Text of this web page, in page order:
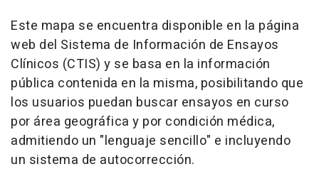
Este mapa se encuentra disponible en la página
web del Sistema de Información de Ensayos
Clínicos (CTIS) y se basa en la información
pública contenida en la misma, posibilitando que
los usuarios puedan buscar ensayos en curso
por área geográfica y por condición médica,
admitiendo un "lenguaje sencillo" e incluyendo
un sistema de autocorrección.